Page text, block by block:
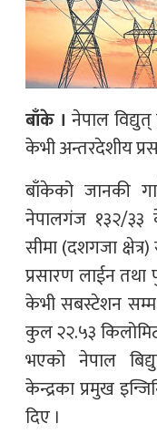
बाँके । नेपाल
केभी अन्तरदेशीय
बाँकेको जानकी
नेपालगंज १३२/३३
सीमा (दशगजा
प्रसारण लाईन तथा
केभी सबस्टेशन सम्म
कुल २२.५३
भएको नेपाल
केन्द्रका प्रमुख
दिए ।